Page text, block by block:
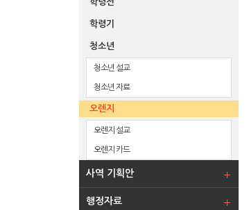
학령기
청소년
청소년 설교
청소년 자료
오렌지
오렌지 설교
오렌지 카드
사역 기획안
행정자료